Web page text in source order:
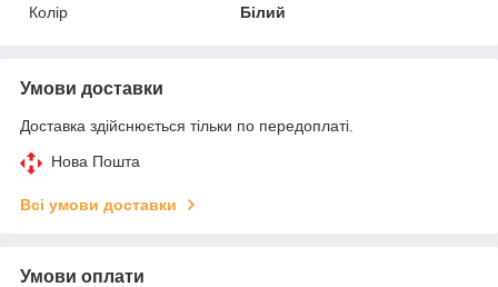
Колір
Білий
Умови доставки
Доставка здійснюється тільки по передоплаті.
Нова Пошта
Всі умови доставки
Умови оплати